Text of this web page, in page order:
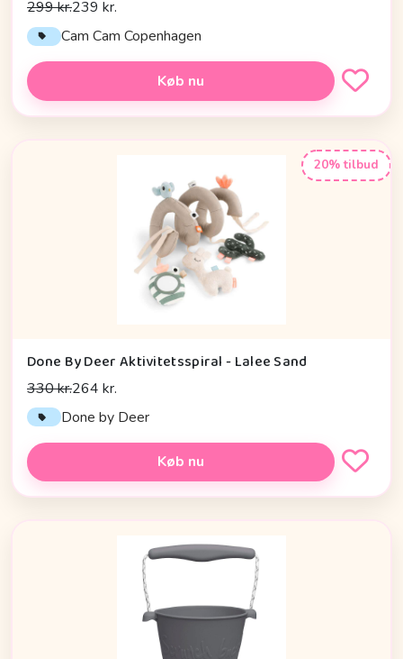
299 kr.239 kr.
Cam Cam Copenhagen
Køb nu
20% tilbud
Done By Deer Aktivitetsspiral - Lalee Sand
330 kr.264 kr.
Done by Deer
Køb nu